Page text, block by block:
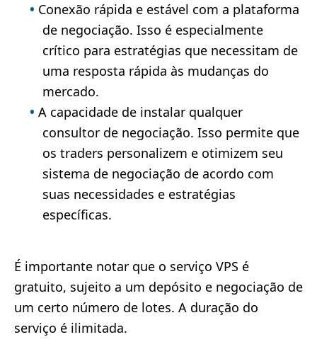
Conexão rápida e estável com a plataforma
de negociação. Isso é especialmente
crítico para estratégias que necessitam de
uma resposta rápida às mudanças do
mercado.
A capacidade de instalar qualquer
consultor de negociação. Isso permite que
os traders personalizem e otimizem seu
sistema de negociação de acordo com
suas necessidades e estratégias
específicas.
É importante notar que o serviço VPS é
gratuito, sujeito a um depósito e negociação de
um certo número de lotes. A duração do
serviço é ilimitada.